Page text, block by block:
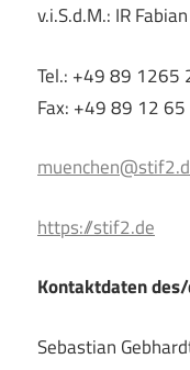
v.i.S.d.M.: IR
Tel.: +49 89 1265
Fax: +49 89 12
https://stif2.de
Kontaktdaten
Sebastian